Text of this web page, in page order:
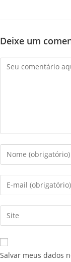
Deixe um
Salvar meus dados